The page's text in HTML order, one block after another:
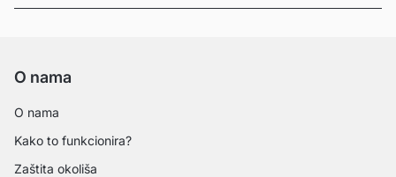
O nama
O nama
Kako to funkcionira?
Zaštita okoliša